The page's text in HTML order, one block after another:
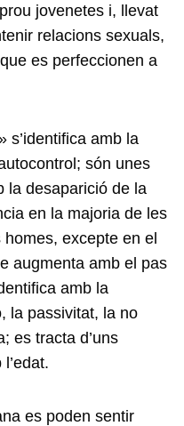
jovenetes i, llevat
relacions sexuals,
es perfeccionen a
s’identifica amb la
són unes
la desaparició de la
en la majoria de les
excepte en el
augmenta amb el pas
amb la
la passivitat, la no
es tracta d’uns
es poden sentir